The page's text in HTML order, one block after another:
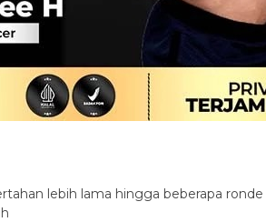
lebih lama hingga beberapa ronde